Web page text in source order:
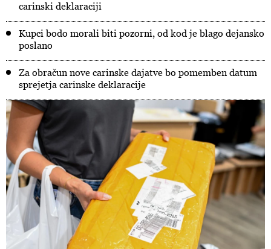
carinski deklaraciji
Kupci bodo morali biti pozorni, od kod je blago dejansko
poslano
Za obračun nove carinske dajatve bo pomemben datum
sprejetja carinske deklaracije